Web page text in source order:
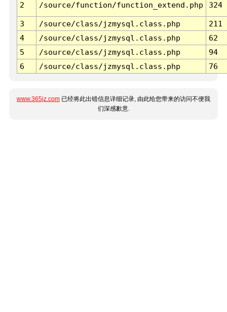
2 /source/function/function_extend.php 324
3 /source/class/jzmysql.class.php
211
4
/source/class/jzmysql.class.php
62
5
/source/class/jzmysql.class.php
94
6
/source/class/jzmysql.class.php 76
www.365jz.com 已经将此出错信息详细记录, 由此给您带来的访问不便我
们深感歉意.